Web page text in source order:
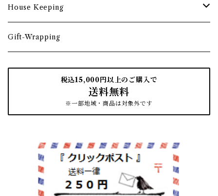
カトラリー
箸・箸置き
トレイ・コースター
お盆
茶筒
文房具収納
遊印
インクパッド
鏡・ミラー
フック
花器
デスク・スツール
本棚・収納棚
House Keeping
たわし
ほうき
Gift-Wrapping
税込15,000円以上のご購入で
送料無料
※一部地域・商品は対象外です